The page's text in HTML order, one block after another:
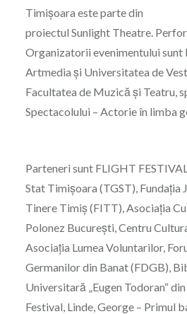
Timișoara este parte din
proiectul Sunlight Theatre.
Organizatorii evenimentului sunt
Artmedia și Universitatea de
Facultatea de Muzică și Teatru,
Spectacolului – Actorie în limba
Parteneri sunt FLIGHT
Stat Timișoara (TGST), Fundația
Tinere Timiș (FITT), Asociația
Polonez București, Centru
Asociația Lumea Voluntarilor,
Germanilor din Banat (FDGB),
Universitară „Eugen Todoran“
Festival, Linde, George – Primul